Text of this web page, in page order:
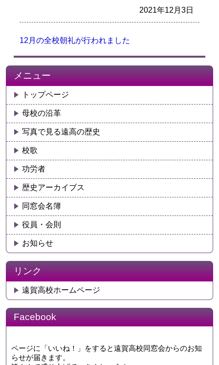
2021年12月3日
12月の全校朝礼が行われました
メニュー
トップページ
母校の沿革
写真で見る遠高の歴史
校歌
功労者
歴史アーカイブス
同窓会名簿
役員・会則
お知らせ
リンク
遠賀高校ホームページ
Facebook
ページに「いいね！」をすると遠賀高校同窓会からのお知
らせが届きます。